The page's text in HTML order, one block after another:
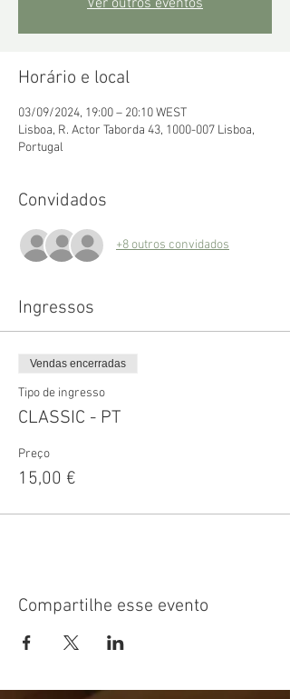
Horário e local
03/09/2024, 19:00 – 20:10 WEST
Lisboa, R. Actor Taborda 43, 1000-007 Lisboa,
Portugal
Convidados
+8 outros convidados
Ingressos
Vendas encerradas
Tipo de ingresso
CLASSIC - PT
Preço
15,00 €
Compartilhe esse evento